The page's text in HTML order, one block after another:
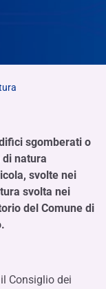
sgomberati o
natura
svolte nei
svolta nei
del Comune di
Consiglio dei